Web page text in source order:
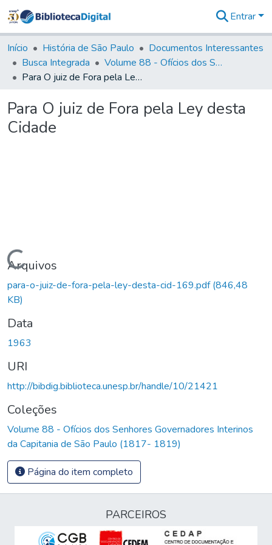
&
Coleções
Tudo na
Biblioteca
Estatísticas
Entrar
Início História de São Paulo
Documentos Interessantes
Busca Integrada
Volume 88 - Ofícios dos Senhores Governadores Interinos da Capitania de São Paulo (1817- 1819)
Para O juiz de Fora pela Ley desta Cidade
Para O juiz de Fora pela Ley desta
Cidade
Carregando...
Arquivos
para-o-juiz-de-fora-pela-ley-desta-cid-169.pdf(846,48
KB)
Data
1963
URI
http://bibdig.biblioteca.unesp.br/handle/10/21421
Coleções
Volume 88 - Ofícios dos Senhores Governadores Interinos
da Capitania de São Paulo (1817- 1819)
Página do item completo
PARCEIROS